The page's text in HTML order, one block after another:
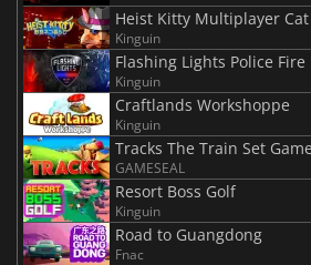
Kinguin
Flashing Lights Police Fire
Kinguin
Craftlands Workshoppe
Kinguin
Tracks The Train Set Game
GAMESEAL
Resort Boss Golf
Kinguin
Road to Guangdong
Fnac